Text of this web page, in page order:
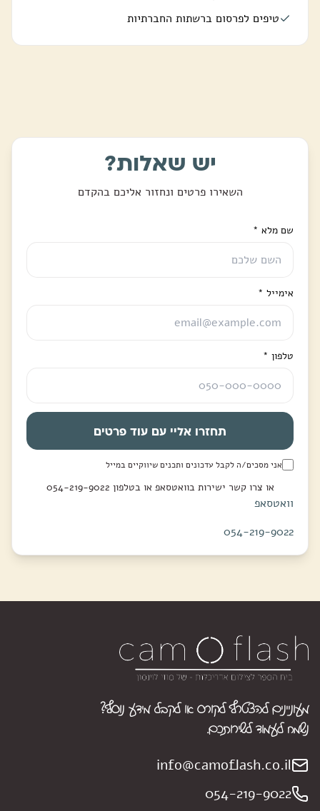
טיפים לפרסום ברשתות החברתיות
יש שאלות?
השאירו פרטים ונחזור אליכם בהקדם
שם מלא *
אימייל *
טלפון *
תחזרו אליי עם עוד פרטים
אני מסכים/ה לקבל עדכונים ותכנים שיווקיים במייל
או צרו קשר ישירות בוואטסאפ או בטלפון 054-219-9022
וואטסאפ
054-219-9022
מעוניינים להצטרף לקורס או לקבל מידע נוסף?
נשמח לעמוד לשירותכם.
info@camoflash.co.il
054-219-9022